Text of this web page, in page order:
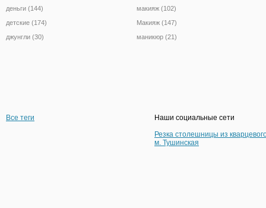
деньги (144)
детские (174)
джунгли (30)
макияж (102)
Макияж (147)
маникюр (21)
Все теги
Наши социальные сети
Резка столешницы из
м. Тушинская